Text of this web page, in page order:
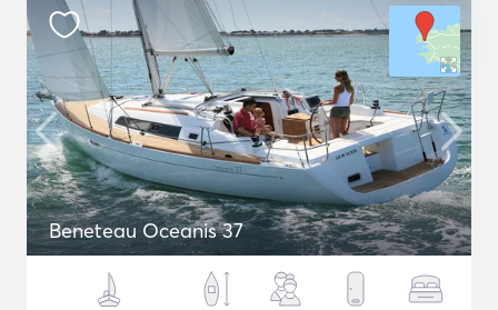
Beneteau Oceanis 37